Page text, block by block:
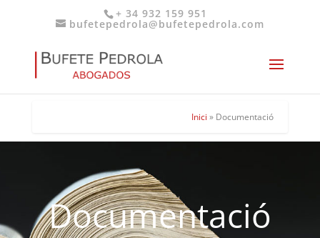
+ 34 932 159 951
bufetepedrola@bufetepedrola.com
Inici » Documentació
Documentació